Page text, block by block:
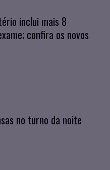
inclui mais 8
confira os novos
no turno da noite